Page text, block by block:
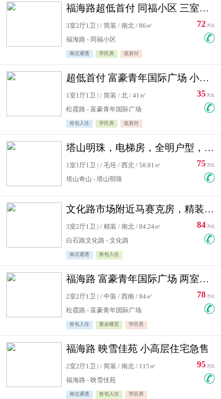
福海路超低首付 同福小区 三室住宅急售
3室2厅1卫 | / 简装 / 南北 / 86㎡
福海路 - 同福小区
南北通透 学区房 低首付
72 万元
超低首付 富豪青年国际广场 小高层住宅急售
1室1厅1卫 | / 简装 / 北 / 41㎡
松霞路 - 富豪青年国际广场
拎包入住 学区房 低首付
35 万元
塔山明珠，电梯房，全明户型，视野好，毛坯房，看房有钥匙
1室1厅1卫 | / 毛坯 / 西北 / 58.81㎡
塔山奇山 - 塔山明珠
75 万元
文化路市场附近马赛克房，精装修三居室，南北通透，实用面积大
3室2厅1卫 | / 精装 / 南北 / 84.24㎡
白石路文化路 - 文化路
南北通透 拎包入住
84 万元
福海路 富豪青年国际广场 两室住宅急售
2室2厅1卫 | / 中装 / 西南 / 84㎡
松霞路 - 富豪青年国际广场
拎包入住 黄金楼层 学区房
78 万元
福海路 映雪佳苑 小高层住宅急售
2室2厅1卫 | / 简装 / 南北 / 115㎡
福海路 - 映雪佳苑
南北通透 拎包入住 学区房
95 万元